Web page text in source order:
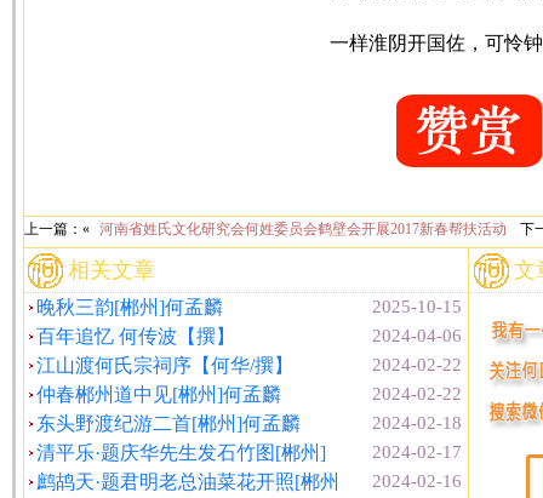
一样淮阴开国佐，可怜
上一篇：« 河南省姓氏文化研究会何姓委员会鹤壁会开展2017新春帮扶活动 下
相关文章
2025-10-15
晚秋三韵[郴州]何孟麟
2024-04-06
百年追忆 何传波【撰】
2024-02-22
江山渡何氏宗祠序【何华/撰】
2024-02-22
仲春郴州道中见[郴州]何孟麟
2024-02-18
东头野渡纪游二首[郴州]何孟麟
2024-02-17
清平乐·题庆华先生发石竹图[郴州]
2024-02-16
鹧鸪天·题君明老总油菜花开照[郴州
文